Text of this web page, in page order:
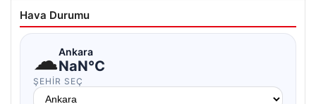
Hava Durumu
☁Ankara
NaN°C
ŞEHIR SEÇ